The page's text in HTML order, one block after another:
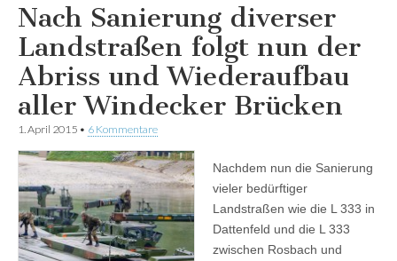
Nach Sanierung diverser
Landstraßen folgt nun der
Abriss und Wiederaufbau
aller Windecker Brücken
1. April 2015 • 6 Kommentare
Nachdem nun die Sanierung
vieler bedürftiger
Landstraßen wie die L 333 in
Dattenfeld und die L 333
zwischen Rosbach und